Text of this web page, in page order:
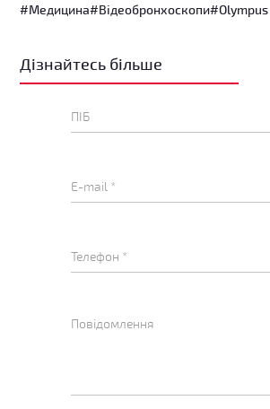
#Медицина#Відеобронхоскопи#Olympus
Дізнайтесь більше